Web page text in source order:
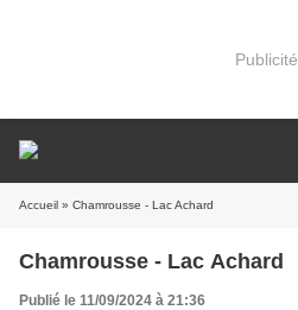
Publicité
Accueil » Chamrousse - Lac Achard
Chamrousse - Lac Achard
Publié le 11/09/2024 à 21:36